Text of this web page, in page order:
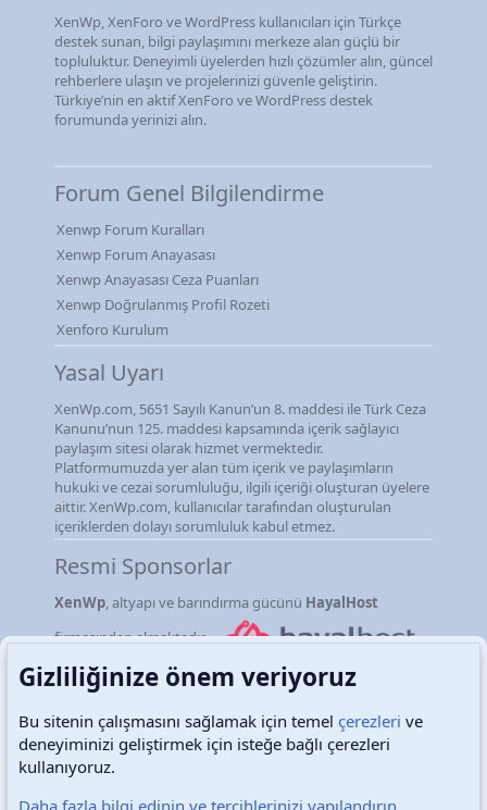
XenWp, XenForo ve WordPress kullanıcıları için Türkçe
destek sunan, bilgi paylaşımını merkeze alan güçlü bir
topluluktur. Deneyimli üyelerden hızlı çözümler alın, güncel
rehberlere ulaşın ve projelerinizi güvenle geliştirin.
Türkiye’nin en aktif XenForo ve WordPress destek
forumunda yerinizi alın.
Forum Genel Bilgilendirme
Xenwp Forum Kuralları
Xenwp Forum Anayasası
Xenwp Anayasası Ceza Puanları
Xenwp Doğrulanmış Profil Rozeti
Xenforo Kurulum
Yasal Uyarı
XenWp.com, 5651 Sayılı Kanun’un 8. maddesi ile Türk Ceza
Kanunu’nun 125. maddesi kapsamında içerik sağlayıcı
paylaşım sitesi olarak hizmet vermektedir.
Platformumuzda yer alan tüm içerik ve paylaşımların
hukuki ve cezai sorumluluğu, ilgili içeriği oluşturan üyelere
aittir. XenWp.com, kullanıcılar tarafından oluşturulan
içeriklerden dolayı sorumluluk kabul etmez.
Resmi Sponsorlar
XenWp, altyapı ve barındırma gücünü HayalHost
firmasından almaktadır.
Türkçe (TR) Çerezler
Gizliliğinize önem veriyoruz
Bu sitenin çalışmasını sağlamak için temel çerezleri ve
deneyiminizi geliştirmek için isteğe bağlı çerezleri
kullanıyoruz.
Daha fazla bilgi edinin ve tercihlerinizi yapılandırın